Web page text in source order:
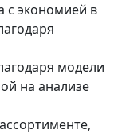
с экономией в
модели
на анализе